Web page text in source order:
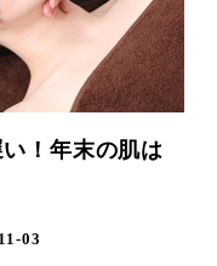
！年末の肌は
03